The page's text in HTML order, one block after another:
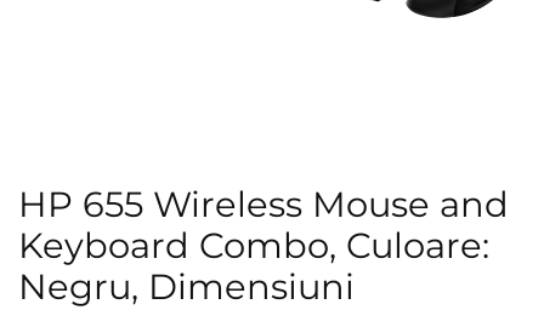
HP 655 Wireless Mouse and
Keyboard Combo, Culoare:
Negru, Dimensiuni